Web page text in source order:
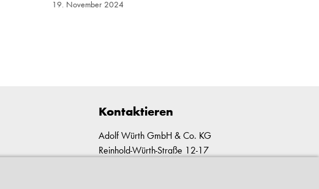
19. November 2024
Kontaktieren
Adolf Würth GmbH & Co. KG
Reinhold-Würth-Straße 12-17